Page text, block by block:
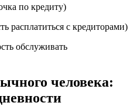
по кредиту)
расплатиться с кредиторами)
обслуживать
человека: